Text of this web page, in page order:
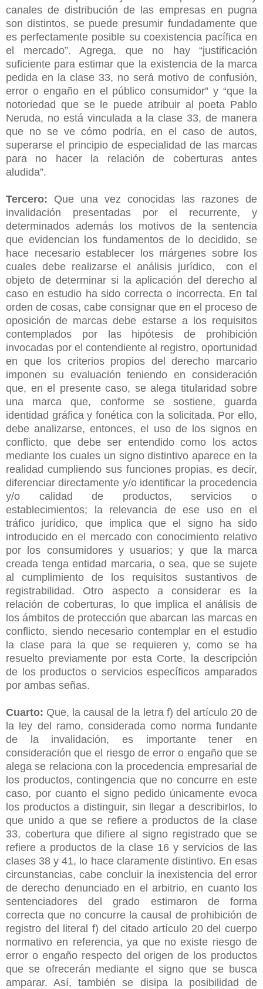
canales de distribución de las empresas en pugna
son distintos, se puede presumir fundadamente que
es perfectamente posible su coexistencia pacífica en
el mercado”. Agrega, que no hay “justificación
suficiente para estimar que la existencia de la marca
pedida en la clase 33, no será motivo de confusión,
error o engaño en el público consumidor” y “que la
notoriedad que se le puede atribuir al poeta Pablo
Neruda, no está vinculada a la clase 33, de manera
que no se ve cómo podría, en el caso de autos,
superarse el principio de especialidad de las marcas
para no hacer la relación de coberturas antes
aludida”.
Tercero: Que una vez conocidas las razones de
invalidación presentadas por el recurrente, y
determinados además los motivos de la sentencia
que evidencian los fundamentos de lo decidido, se
hace necesario establecer los márgenes sobre los
cuales debe realizarse el análisis jurídico, con el
objeto de determinar si la aplicación del derecho al
caso en estudio ha sido correcta o incorrecta. En tal
orden de cosas, cabe consignar que en el proceso de
oposición de marcas debe estarse a los requisitos
contemplados por las hipótesis de prohibición
invocadas por el contendiente al registro, oportunidad
en que los criterios propios del derecho marcario
imponen su evaluación teniendo en consideración
que, en el presente caso, se alega titularidad sobre
una marca que, conforme se sostiene, guarda
identidad gráfica y fonética con la solicitada. Por ello,
debe analizarse, entonces, el uso de los signos en
conflicto, que debe ser entendido como los actos
mediante los cuales un signo distintivo aparece en la
realidad cumpliendo sus funciones propias, es decir,
diferenciar directamente y/o identificar la procedencia
y/o calidad de productos, servicios o
establecimientos; la relevancia de ese uso en el
tráfico jurídico, que implica que el signo ha sido
introducido en el mercado con conocimiento relativo
por los consumidores y usuarios; y que la marca
creada tenga entidad marcaria, o sea, que se sujete
al cumplimiento de los requisitos sustantivos de
registrabilidad. Otro aspecto a considerar es la
relación de coberturas, lo que implica el análisis de
los ámbitos de protección que abarcan las marcas en
conflicto, siendo necesario contemplar en el estudio
la clase para la que se requieren y, como se ha
resuelto previamente por esta Corte, la descripción
de los productos o servicios específicos amparados
por ambas señas.
Cuarto: Que, la causal de la letra f) del artículo 20 de
la ley del ramo, considerada como norma fundante
de la invalidación, es importante tener en
consideración que el riesgo de error o engaño que se
alega se relaciona con la procedencia empresarial de
los productos, contingencia que no concurre en este
caso, por cuanto el signo pedido únicamente evoca
los productos a distinguir, sin llegar a describirlos, lo
que unido a que se refiere a productos de la clase
33, cobertura que difiere al signo registrado que se
refiere a productos de la clase 16 y servicios de las
clases 38 y 41, lo hace claramente distintivo. En esas
circunstancias, cabe concluir la inexistencia del error
de derecho denunciado en el arbitrio, en cuanto los
sentenciadores del grado estimaron de forma
correcta que no concurre la causal de prohibición de
registro del literal f) del citado artículo 20 del cuerpo
normativo en referencia, ya que no existe riesgo de
error o engaño respecto del origen de los productos
que se ofrecerán mediante el signo que se busca
amparar. Así, también se disipa la posibilidad de